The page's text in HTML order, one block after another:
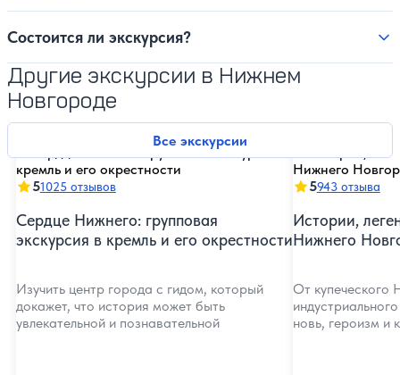
Состоится ли экскурсия?
Другие экскурсии в Нижнем
Новгороде
Все экскурсии
51025 отзывов
Сердце Нижнего: групповая
экскурсия в кремль и его окрестности
Изучить центр города с гидом, который
докажет, что история может быть
увлекательной и познавательной
5943 отзыва
Истории,
Нижнего
От купеческого
новь, героизм и